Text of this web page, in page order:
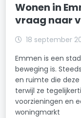
Wonen in
vraag naar
18 september
Emmen is een
beweging is.
en ruimte die
terwijl ze
voorzieningen en
woningmarkt